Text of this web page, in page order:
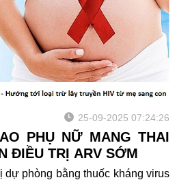
25-09-2025 07:24:26
PHỤ NỮ MANG THAI
ĐIỀU TRỊ ARV SỚM
phòng bằng thuốc kháng virus